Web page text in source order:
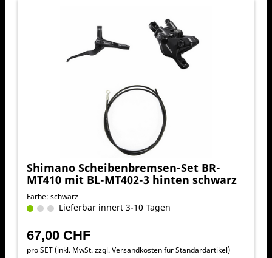
Shimano Scheibenbremsen-Set BR-
MT410 mit BL-MT402-3 hinten schwarz
Farbe: schwarz
Lieferbar innert 3-10 Tagen
67,00 CHF
pro SET (inkl. MwSt. zzgl.Versandkosten für Standardartikel)